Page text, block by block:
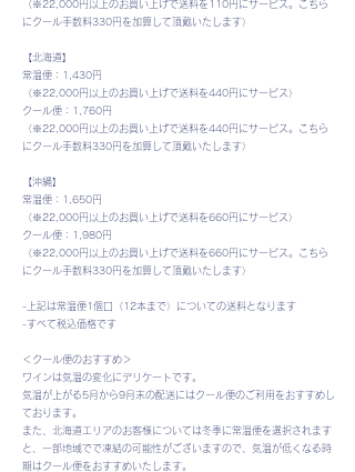
（※22,000円以上のお買い上げで送料を110円にサービス。こちら
にクール手数料330円を加算して頂戴いたします）
【北海道】
常温便：1,430円
（※22,000円以上のお買い上げで送料を440円にサービス）
クール便：1,760円
（※22,000円以上のお買い上げで送料を440円にサービス。こちら
にクール手数料330円を加算して頂戴いたします）
【沖縄】
常温便：1,650円
（※22,000円以上のお買い上げで送料を660円にサービス）
クール便：1,980円
（※22,000円以上のお買い上げで送料を660円にサービス。こちら
にクール手数料330円を加算して頂戴いたします）
-上記は常温便1個口（12本まで）についての送料となります
-すべて税込価格です
＜クール便のおすすめ＞
ワインは気温の変化にデリケートです。
気温が上がる5月から9月末の配送にはクール便のご利用をおすすめし
ております。
また、北海道エリアのお客様については冬季に常温便を選択されます
と、一部地域でで凍結の可能性がございますので、気温が低くなる時
期はクール便をおすすめいたします。